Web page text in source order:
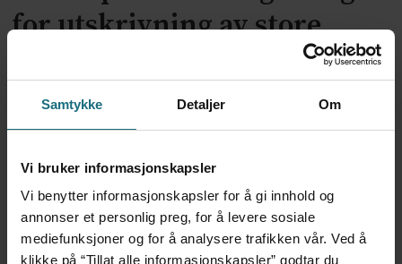
Samtykke Detaljer Om
Vi bruker informasjonskapsler
Vi benytter informasjonskapsler for å gi innhold og
annonser et personlig preg, for å levere sosiale
mediefunksjoner og for å analysere trafikken vår. Ved å
klikke på “Tillat alle informasjonskapsler” godtar du
for utskrivning av store